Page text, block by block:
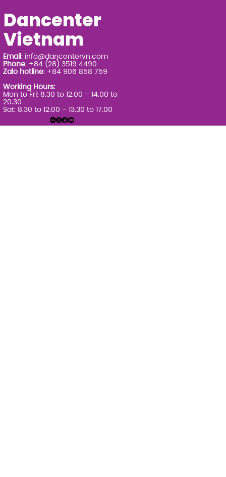
Dancenter
Vietnam
Email: info@dancentervn.com
Phone: +84 (28) 3519 4490
Zalo hotline: +84 906 858 759
Working Hours:
Mon to Fri: 8.30 to 12.00 – 14.00 to
20.30
Sat: 8.30 to 12.00 – 13.30 to 17.00